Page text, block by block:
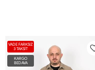
VADE FARKSIZ
3 TAKSİT
KARGO
BEDAVA